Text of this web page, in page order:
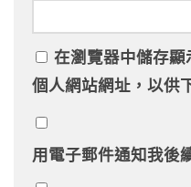
在瀏覽器中儲存顯
個人網站網址，以供
用電子郵件通知我後